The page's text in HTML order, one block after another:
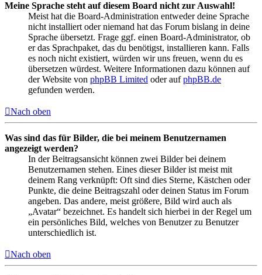
Meine Sprache steht auf diesem Board nicht zur Auswahl!
Meist hat die Board-Administration entweder deine Sprache
nicht installiert oder niemand hat das Forum bislang in deine
Sprache übersetzt. Frage ggf. einen Board-Administrator, ob
er das Sprachpaket, das du benötigst, installieren kann. Falls
es noch nicht existiert, würden wir uns freuen, wenn du es
übersetzen würdest. Weitere Informationen dazu können auf
der Website von phpBB Limited oder aufphpBB.de
gefunden werden.
Nach oben
Was sind das für Bilder, die bei meinem Benutzernamen
angezeigt werden?
In der Beitragsansicht können zwei Bilder bei deinem
Benutzernamen stehen. Eines dieser Bilder ist meist mit
deinem Rang verknüpft: Oft sind dies Sterne, Kästchen oder
Punkte, die deine Beitragszahl oder deinen Status im Forum
angeben. Das andere, meist größere, Bild wird auch als
„Avatar“ bezeichnet. Es handelt sich hierbei in der Regel um
ein persönliches Bild, welches von Benutzer zu Benutzer
unterschiedlich ist.
Nach oben